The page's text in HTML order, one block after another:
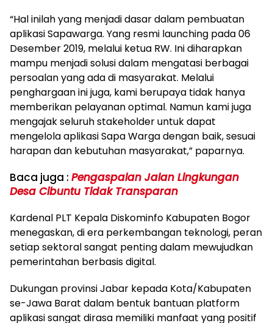
“Hal inilah yang menjadi dasar dalam pembuatan
aplikasi Sapawarga. Yang resmi launching pada 06
Desember 2019, melalui ketua RW. Ini diharapkan
mampu menjadi solusi dalam mengatasi berbagai
persoalan yang ada di masyarakat. Melalui
penghargaan ini juga, kami berupaya tidak hanya
memberikan pelayanan optimal. Namun kami juga
mengajak seluruh stakeholder untuk dapat
mengelola aplikasi Sapa Warga dengan baik, sesuai
harapan dan kebutuhan masyarakat,” paparnya.
Baca juga : Pengaspalan Jalan Lingkungan
Desa Cibuntu Tidak Transparan
Kardenal PLT Kepala Diskominfo Kabupaten Bogor
menegaskan, di era perkembangan teknologi, peran
setiap sektoral sangat penting dalam mewujudkan
pemerintahan berbasis digital.
Dukungan provinsi Jabar kepada Kota/Kabupaten
se-Jawa Barat dalam bentuk bantuan platform
aplikasi sangat dirasa memiliki manfaat yang positif